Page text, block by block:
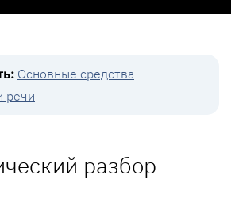
Основные средства
речи
разбор